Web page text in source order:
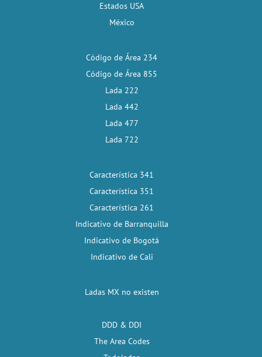
Estados USA
México
Código de Área 234
Código de Área 855
Lada 222
Lada 442
Lada 477
Lada 722
Característica 341
Característica 351
Característica 261
Indicativo de Barranquilla
Indicativo de Bogotá
Indicativo de Cali
Ladas MX no existen
DDD & DDI
The Area Codes